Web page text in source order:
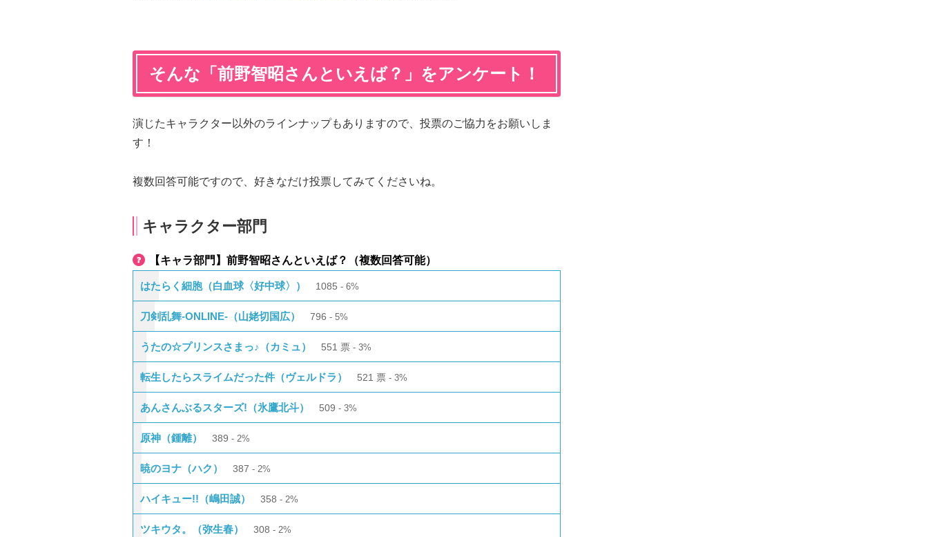
そんな「前野智昭さんといえば？」をアンケート！
演じたキャラクター以外のラインナップもありますので、投票のご協力をお願いしま
す！
複数回答可能ですので、好きなだけ投票してみてくださいね。
キャラクター部門
【キャラ部門】前野智昭さんといえば？（複数回答可能）
はたらく細胞（白血球〈好中球〉） 1085 6%
刀剣乱舞-ONLINE-（山姥切国広） 796 5%
うたの☆プリンスさまっ♪（カミュ） 551 票 3%
転生したらスライムだった件（ヴェルドラ） 521 票 3%
あんさんぶるスターズ!（氷鷹北斗） 509 3%
原神（鍾離） 389 2%
暁のヨナ（ハク） 387 2%
ハイキュー!!（嶋田誠） 358 2%
ツキウタ。（弥生春） 308 2%